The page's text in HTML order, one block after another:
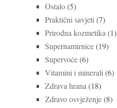
Ostalo(5)
Praktični savjeti (7)
Prirodna kozmetika (1)
Supernamirnice(19)
Supervoće(6)
Vitamini i minerali (6)
Zdrava hrana (18)
Zdravo osvježenje(8)